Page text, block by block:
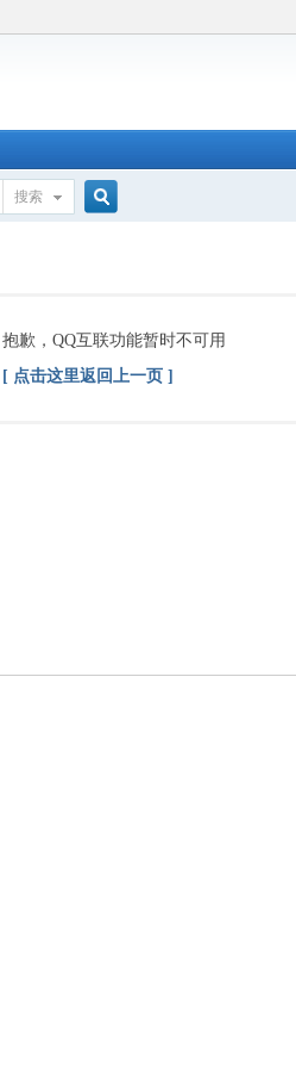
搜索
索
抱歉，QQ互联功能暂时不可用
[ 点击这里返回上一页 ]